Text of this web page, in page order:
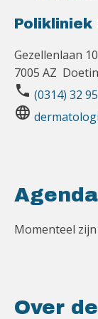
Polikliniek
Gezellenlaan 10
7005 AZ
phone (0314) 32
language
Agenda
Momenteel
Over